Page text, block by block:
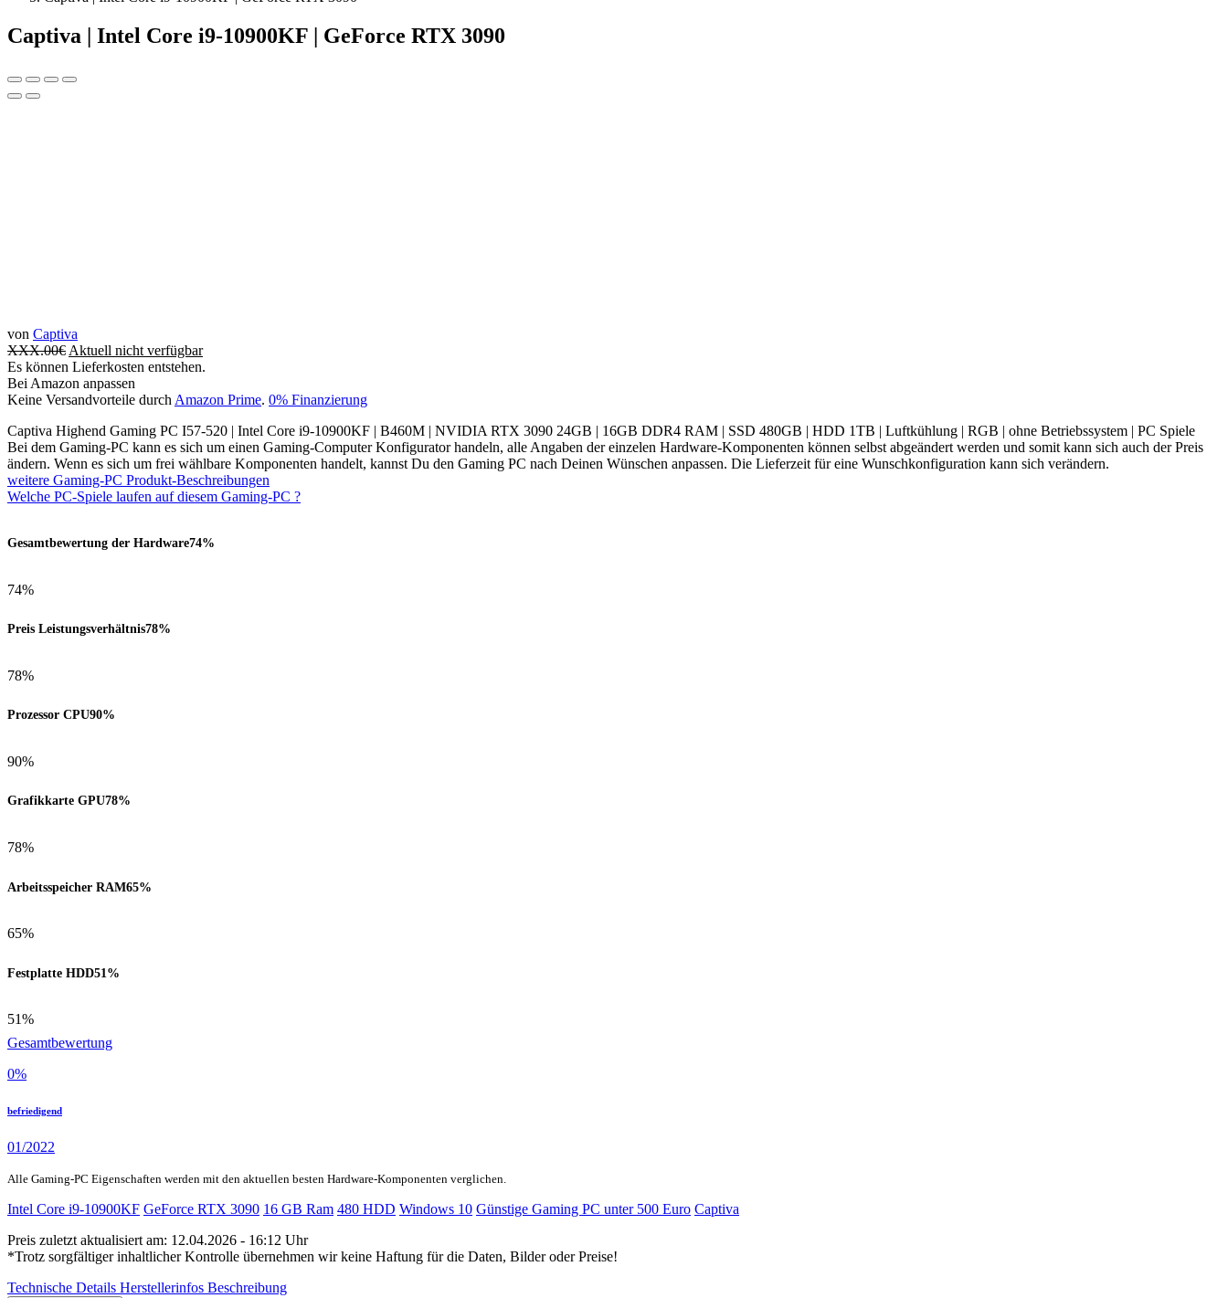
Captiva | Intel Core i9-10900KF | GeForce RTX 3090
von Captiva
XXX.00€ Aktuell nicht verfügbar
Es können Lieferkosten entstehen.
Bei Amazon anpassen
Keine Versandvorteile durch Amazon Prime. 0% Finanzierung
Captiva Highend Gaming PC I57-520 | Intel Core i9-10900KF | B460M | NVIDIA RTX 3090 24GB | 16GB DDR4 RAM | SSD 480GB | HDD 1TB | Luftkühlung | RGB | ohne Betriebssystem | PC Spiele
Bei dem Gaming-PC kann es sich um einen Gaming-Computer Konfigurator handeln, alle Angaben der einzelen Hardware-Komponenten können selbst abgeändert werden und somit kann sich auch der Preis
ändern. Wenn es sich um frei wählbare Komponenten handelt, kannst Du den Gaming PC nach Deinen Wünschen anpassen. Die Lieferzeit für eine Wunschkonfiguration kann sich verändern.
weitere Gaming-PC Produkt-Beschreibungen
Welche PC-Spiele laufen auf diesem Gaming-PC ?
Gesamtbewertung der Hardware74%
74%
Preis Leistungsverhältnis78%
78%
Prozessor CPU90%
90%
Grafikkarte GPU78%
78%
Arbeitsspeicher RAM65%
65%
Festplatte HDD51%
51%
Gesamtbewertung
0%
befriedigend
01/2022
Alle Gaming-PC Eigenschaften werden mit den aktuellen besten Hardware-Komponenten verglichen.
Intel Core i9-10900KF GeForce RTX 3090 16 GB Ram 480 HDD Windows 10 Günstige Gaming PC unter 500 Euro Captiva
Preis zuletzt aktualisiert am: 12.04.2026 - 16:12 Uhr
*Trotz sorgfältiger inhaltlicher Kontrolle übernehmen wir keine Haftung für die Daten, Bilder oder Preise!
Technische Details Herstellerinfos Beschreibung